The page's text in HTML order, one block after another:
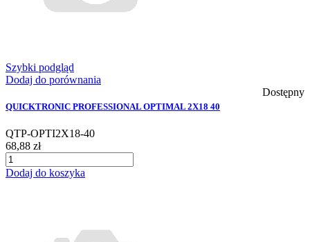
Szybki podgląd
Dodaj do porównania
Dostępny
QUICKTRONIC PROFESSIONAL OPTIMAL 2X18 40
QTP-OPTI2X18-40
68,88 zł
Dodaj do koszyka